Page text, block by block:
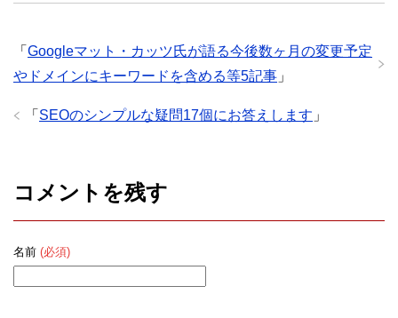
「 Googleマット・カッツ氏が語る今後数ヶ月の変更予定
やドメインにキーワードを含める等5記事 」
「 SEOのシンプルな疑問17個にお答えします 」
コメントを残す
名前 (必須)